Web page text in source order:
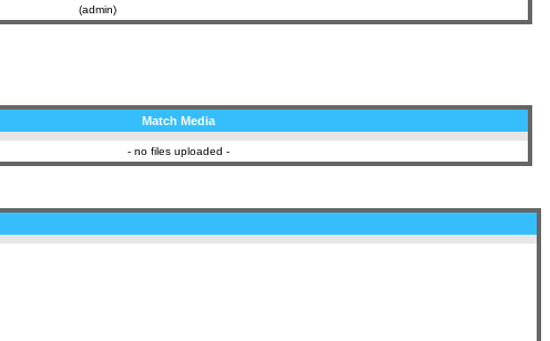
(admin)
Match Media
- no files uploaded -